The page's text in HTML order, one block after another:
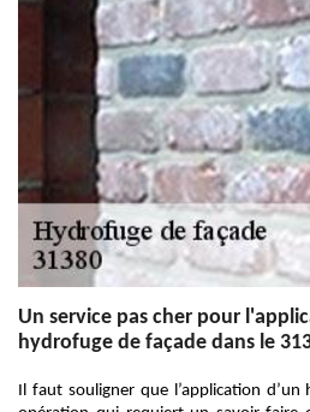
Un service pas cher pour
hydrofuge de façade dans le
Il faut souligner que l’application